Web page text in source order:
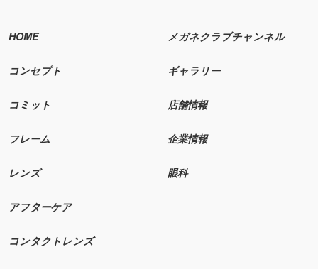
HOME
コンセプト
コミット
フレーム
レンズ
アフターケア
コンタクトレンズ
メガネクラブチャンネル
ギャラリー
店舗情報
企業情報
眼科